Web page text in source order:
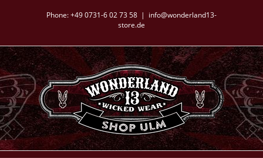
springen
Phone:+49 0731-6 02 73 58 | info@wonderland13-
store.de